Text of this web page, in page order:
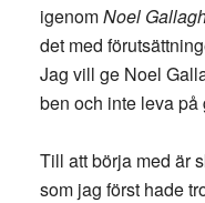
igenomNoel
det med
Jag vill ge Noel
ben och inte leva på
Till att börja med är
som jag först hade